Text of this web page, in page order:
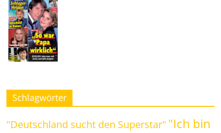
Schlagwörter
"Deutschland sucht den Superstar" "Ich bin